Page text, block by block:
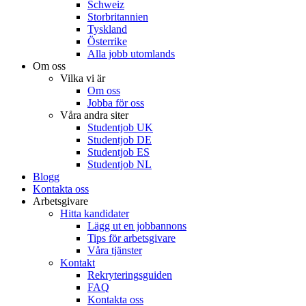
Schweiz
Storbritannien
Tyskland
Österrike
Alla jobb utomlands
Om oss
Vilka vi är
Om oss
Jobba för oss
Våra andra siter
Studentjob UK
Studentjob DE
Studentjob ES
Studentjob NL
Blogg
Kontakta oss
Arbetsgivare
Hitta kandidater
Lägg ut en jobbannons
Tips för arbetsgivare
Våra tjänster
Kontakt
Rekryteringsguiden
FAQ
Kontakta oss